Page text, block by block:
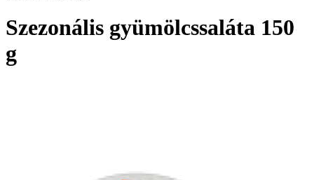
Szezonális gyümölcssaláta 150
g